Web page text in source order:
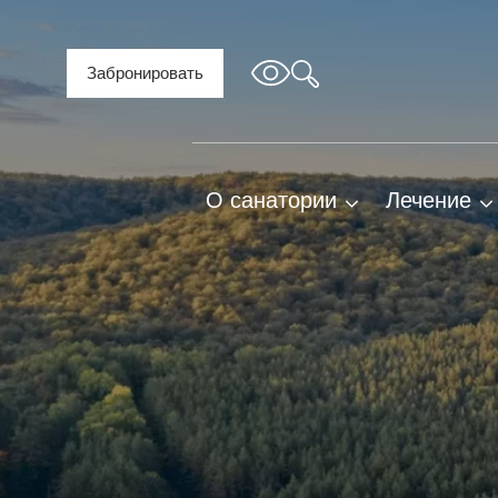
Забронировать
О санатории
О нас
Важная информация
Правила проживания и
предоставления услуг
История санатория
План территории
санатория
Лечение
Профиль
факторы
лечения
TravelLine